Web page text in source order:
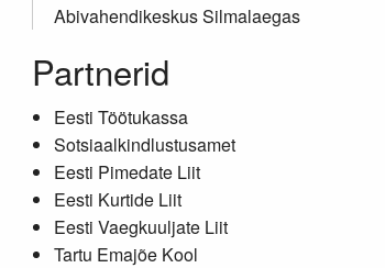
Abivahendikeskus Silmalaegas
Partnerid
Eesti Töötukassa
Sotsiaalkindlustusamet
Eesti Pimedate Liit
Eesti Kurtide Liit
Eesti Vaegkuuljate Liit
Tartu Emajõe Kool